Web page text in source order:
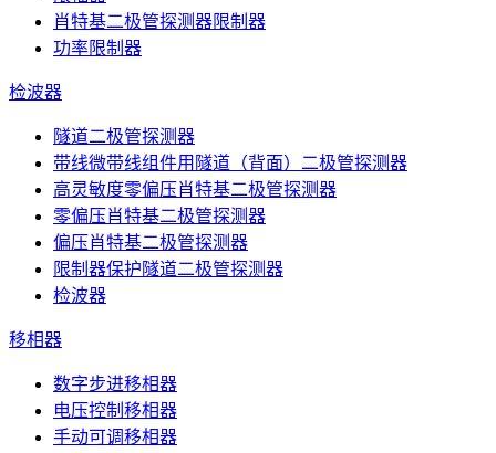
肖特基二极管探测器限制器
功率限制器
检波器
隧道二极管探测器
带线微带线组件用隧道（背面）二极管探测器
高灵敏度零偏压肖特基二极管探测器
零偏压肖特基二极管探测器
偏压肖特基二极管探测器
限制器保护隧道二极管探测器
检波器
移相器
数字步进移相器
电压控制移相器
手动可调移相器